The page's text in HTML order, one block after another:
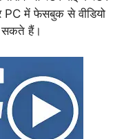
में फेसबुक से वीडियो
हैं।